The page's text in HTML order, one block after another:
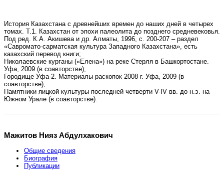
История Казахстана с древнейших времен до наших дней в четырех
томах. Т.1. Казахстан от эпохи палеолита до позднего средневековья.
Под ред. К.А. Акишева и др. Алматы, 1996, с. 200-207 – раздел
«Савромато-сарматская культура Западного Казахстана», есть
казахский перевод книги;
Николаевские курганы («Елена») на реке Стерля в Башкортостане.
Уфа, 2009 (в соавторстве);
Городище Уфа-2. Материалы раскопок 2008 г. Уфа, 2009 (в
соавторстве);
Памятники яицкой культуры последней четверти V-IV вв. до н.э. на
Южном Урале (в соавторстве).
Мажитов Нияз Абдулхакович
Общие сведения
Биография
Публикации